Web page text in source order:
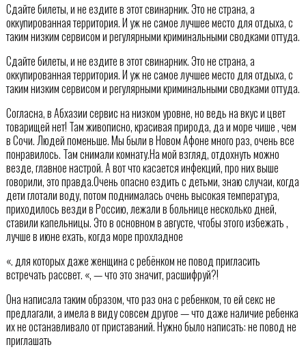
Сдайте билеты, и не ездите в этот свинарник. Это не страна, а
оккупированная территория. И уж не самое лучшее место для отдыха, с
таким низким сервисом и регулярными криминальными сводками оттуда.
Сдайте билеты, и не ездите в этот свинарник. Это не страна, а
оккупированная территория. И уж не самое лучшее место для отдыха, с
таким низким сервисом и регулярными криминальными сводками оттуда.
Согласна, в Абхазии сервис на низком уровне, но ведь на вкус и цвет
товарищей нет! Там живописно, красивая природа, да и море чише , чем
в Сочи. Людей поменьше. Мы были в Новом Афоне много раз, очень все
понравилось. Там снимали комнату.На мой взгляд, отдохнуть можно
везде, главное настрой. А вот что касается инфекций, про них выше
говорили, это правда.Очень опасно ездить с детьми, знаю случаи, когда
дети глотали воду, потом поднималась очень высокая температура,
приходилось везди в Россию, лежали в больнице несколько дней,
ставили капельницы. Это в основном в августе, чтобы этого избежать ,
лучше в июне ехать, когда море прохладное
«. для которых даже женщина с ребёнком не повод пригласить
встречать рассвет. «, — что это значит, расшифруй?!
Она написала таким образом, что раз она с ребенком, то ей секс не
предлагали, а имела в виду совсем другое — что даже наличие ребенка
их не останавливало от приставаний. Нужно было написать: не повод не
приглашать